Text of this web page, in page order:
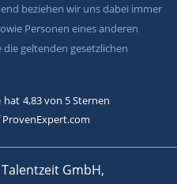
beziehen wir uns dabei immer
Personen eines anderen
die geltenden gesetzlichen
hat 4,83von 5Sternen
GmbH,